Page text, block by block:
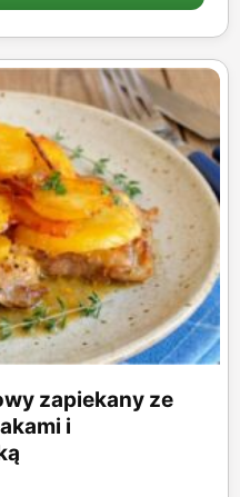
zapiekany ze
i